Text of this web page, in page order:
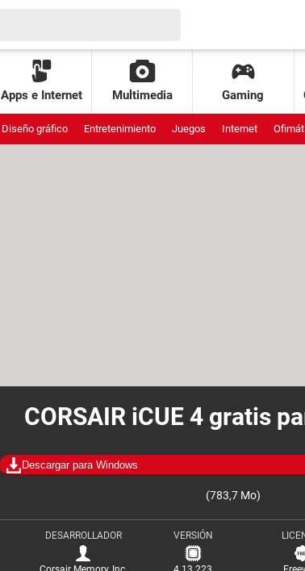
Apps e Internet Multimedia Gaming
Diseño gráfico Entretenimiento Juegos Internet
CORSAIR iCUE 4 gratis
Descargar para Windows
(783,7 Mo)
DESARROLLADOR VERSIÓN